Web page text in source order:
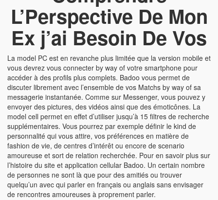
L’Perspective De Mon
Ex j’ai Besoin De Vos
La model PC est en revanche plus limitée que la version mobile et
vous devrez vous connecter by way of votre smartphone pour
accéder à des profils plus complets. Badoo vous permet de
discuter librement avec l’ensemble de vos Matchs by way of sa
messagerie instantanée. Comme sur Messenger, vous pouvez y
envoyer des pictures, des vidéos ainsi que des émoticônes. La
model cell permet en effet d’utiliser jusqu’à 15 filtres de recherche
supplémentaires. Vous pourrez par exemple définir le kind de
personnalité qui vous attire, vos préférences en matière de
fashion de vie, de centres d’intérêt ou encore de scenario
amoureuse et sort de relation recherchée. Pour en savoir plus sur
l’histoire du site et application cellular Badoo. Un certain nombre
de personnes ne sont là que pour des amitiés ou trouver
quelqu’un avec qui parler en français ou anglais sans envisager
de rencontres amoureuses à proprement parler.